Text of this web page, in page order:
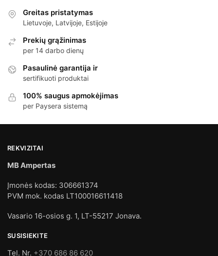
Greitas pristatymas
Lietuvoje, Latvijoje, Estijoje
Prekių grąžinimas
per 14 darbo dienų
Pasaulinė garantija ir
sertifikuoti produktai
100% saugus apmokėjimas
per Paysera sistemą
REKVIZITAI
MB Ampertas
Įmonės kodas: 306661374
PVM mok. kodas LT100016611418
Vasario 16-osios g. 1, LT-55217 Jonava.
SUSISIEKITE
Tel. Nr. +370 686 86 620